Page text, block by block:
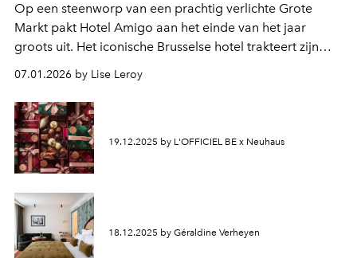
Op een steenworp van een prachtig verlichte Grote
Markt pakt Hotel Amigo aan het einde van het jaar
groots uit. Het iconische Brusselse hotel trakteert zijn
gasten op een gastronomische en magische
feestervaring.
07.01.2026 by Lise Leroy
19.12.2025 by L'OFFICIEL BE x Neuhaus
18.12.2025 by Géraldine Verheyen